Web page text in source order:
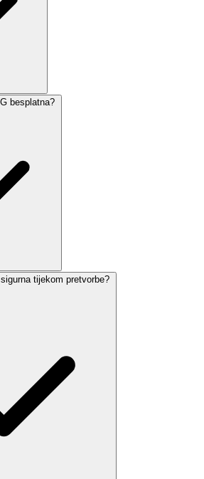
besplatna?
tijekom pretvorbe?